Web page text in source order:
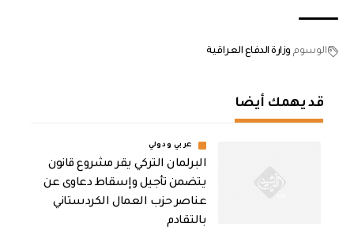
الوسوم وزارة الدفاع العراقية
قد يهمك أيضا
عربي ودولي
البرلمان التركي يقر مشروع قانون
يتضمن تأجيل وإسقاط دعاوى عن
عناصر حزب العمال الكردستاني
بالتقادم